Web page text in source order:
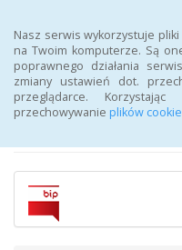
Nasz serwis wykorzystuje
na Twoim komputerze. Są
poprawnego działania
zmiany ustawień dot.
przeglądarce.
przechowywanie plików
Biuletyn
Publicznej